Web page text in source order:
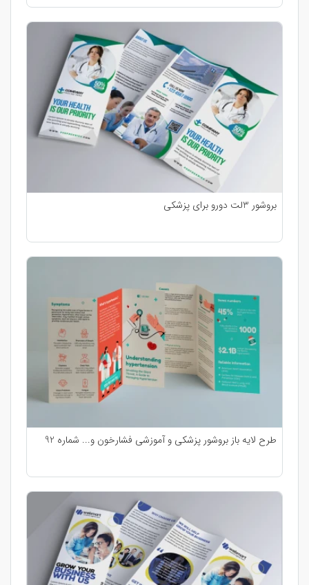
بروشور 3لت دورو برای پزشکی
طرح لایه باز بروشور پزشکی و آموزشی فشارخون و... شماره 92